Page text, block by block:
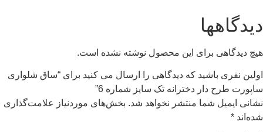
دیدگاهها
هیچ دیدگاهی برای این محصول نوشته نشده است.
اولین نفری باشید که دیدگاهی را ارسال می کنید برای “ساق شلواری
ساپورت طرح دار دخترانه تک سایز شماره 6”
نشانی ایمیل شما منتشر نخواهد شد. بخش‌های موردنیاز علامت‌گذاری
شده‌اند *